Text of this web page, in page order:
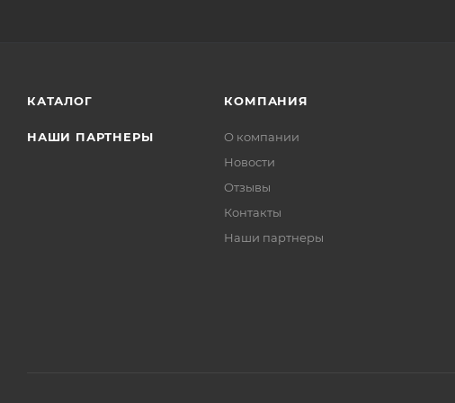
КАТАЛОГ
НАШИ ПАРТНЕРЫ
КОМПАНИЯ
О компании
Новости
Отзывы
Контакты
Наши партнеры